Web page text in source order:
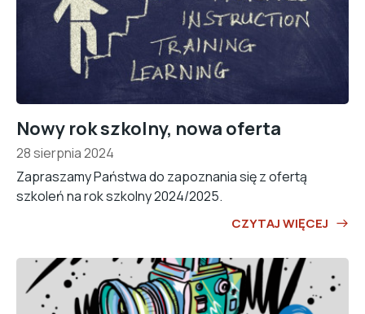
Nowy rok szkolny, nowa oferta
28 sierpnia 2024
Zapraszamy Państwa do zapoznania się z ofertą
szkoleń na rok szkolny 2024/2025.
CZYTAJ WIĘCEJ